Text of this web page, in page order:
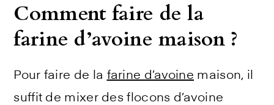
Comment faire de la
farine d’avoine maison ?
Pour faire de la farine d’avoine maison, il
suffit de mixer des flocons d’avoine